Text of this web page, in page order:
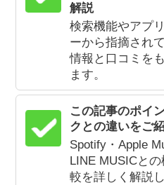
解説
検索機能やアプ
ーから指摘され
情報と口コミを
ます。
この記事のポイ
クとの違いをご
Spotify・Apple
LINE MUSICと
較を詳しく解説